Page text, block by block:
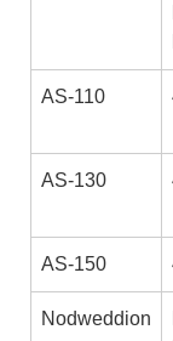
AS-110
AS-130
AS-150
Nodweddion